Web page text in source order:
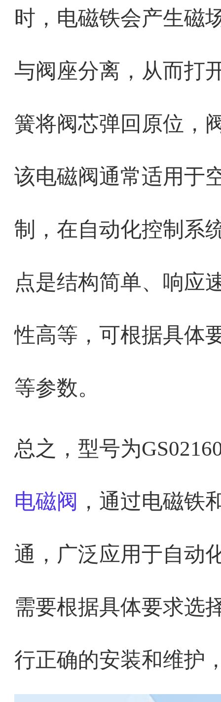
时，电磁铁会产生磁
与阀座分离，从而打
簧将阀芯弹回原位，
该电磁阀通常适用于
制，在自动化控制系
点是结构简单、响应
性高等，可根据具体
等参数。
总之，型号为
电磁阀 ，通过电磁铁
通，广泛应用于自动
需要根据具体要求选
行正确的安装和维护